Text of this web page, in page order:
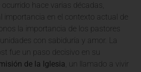
ocurrido hace varias décadas,
importancia en el contexto actual de
la importancia de los pastores
con sabiduría y amor. La
fue un paso decisivo en su
de la Iglesia, un llamado a vivir